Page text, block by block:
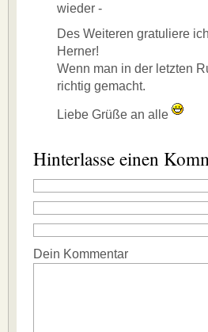
wieder -
Des Weiteren gratuliere
Herner!
Wenn man in der letzten
richtig gemacht.
Liebe Grüße an alle
Hinterlasse einen
Dein Kommentar